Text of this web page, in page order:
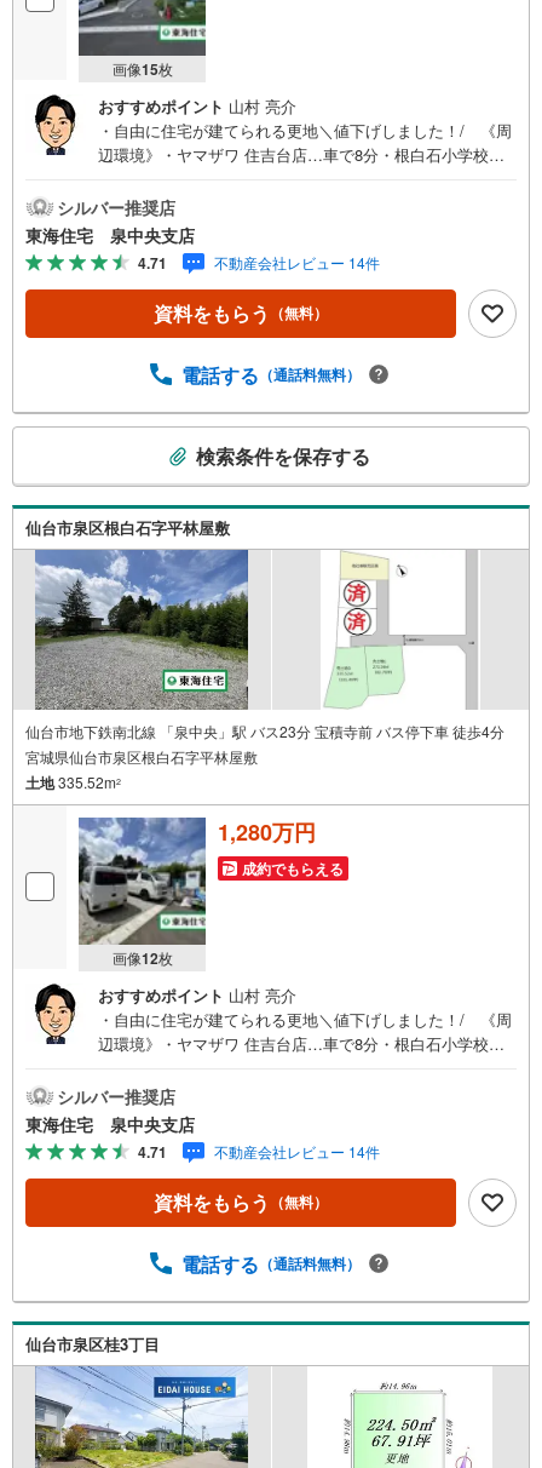
画像15枚
おすすめポイント 山村 亮介
・自由に住宅が建てられる更地＼値下げしました！/ 《周
辺環境》・ヤマザワ 住吉台店…車で8分・根白石小学校
稚園 ………車で4分《ご予約・ご案内について》お仕事終
わりや、ご出勤前などの早朝・夜間の営業時間外でもお客
様のご要望に合わせて、ご対応させて頂きます！《ご相
談・ご案内の目安》住宅ローン相談のみ 約30分ご希望の
条件などのお打合せ 約1時間お家の見学 約1時間～約2時
間 ※1件～3件ご見学の場合 現地お待ち合わせでのご案内
シルバー推奨店
東海住宅 泉中央支店
4.71 不動産会社レビュー 14件
資料をもらう （無料）
電話する （通話料無料）
検
索
条
受
け
取
る
・
を
存
す
る
検索条件を保存する
仙台市泉区根白石字平林屋敷
仙台市地下鉄南北線 「泉中央」駅 バス23分 宝積寺前 バス停下車 徒歩4分
宮城県仙台市泉区根白石字平林屋敷
土地335.52m2
画像12枚
1,280万円
成約でもらえる
おすすめポイント 山村 亮介
・自由に住宅が建てられる更地＼値下げしました！/ 《周
辺環境》・ヤマザワ 住吉台店…車で8分・根白石小学校
稚園 ………車で4分《ご予約・ご案内について》お仕事終
わりや、ご出勤前などの早朝・夜間の営業時間外でもお客
様のご要望に合わせて、ご対応させて頂きます！《ご相
談・ご案内の目安》住宅ローン相談のみ 約30分ご希望の
条件などのお打合せ 約1時間お家の見学 約1時間～約2時
間 ※1件～3件ご見学の場合 現地お待ち合わせでのご案内
シルバー推奨店
東海住宅 泉中央支店
4.71 不動産会社レビュー 14件
資料をもらう （無料）
電話する （通話料無料）
仙台市泉区桂3丁目